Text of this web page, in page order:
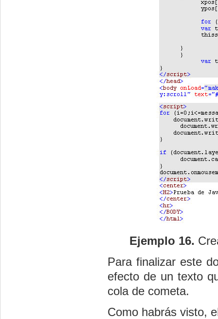
Ejemplo 16.
Para finalizar este
efecto de un texto
cola de cometa.
Como habrás visto,